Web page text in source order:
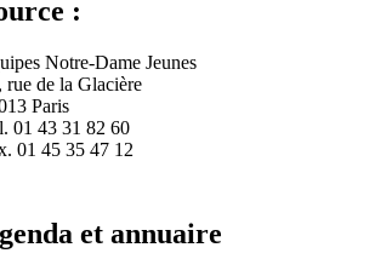
:
Notre-Dame Jeunes
rue de la Glacière
Paris
01 43 31 82 60
01 45 35 47 12
et annuaire